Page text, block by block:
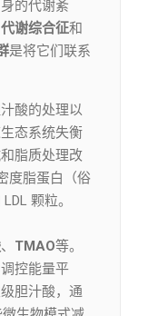
的代谢紊
代谢综合征和
是将它们联系
酸的处理以
态系统失衡
脂质处理改
度脂蛋白（俗
颗粒。
、 TMAO等。
控能量平
胆汁酸，通